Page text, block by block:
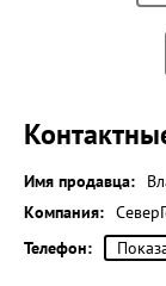
Имя продавца:
Компания:
Телефон: